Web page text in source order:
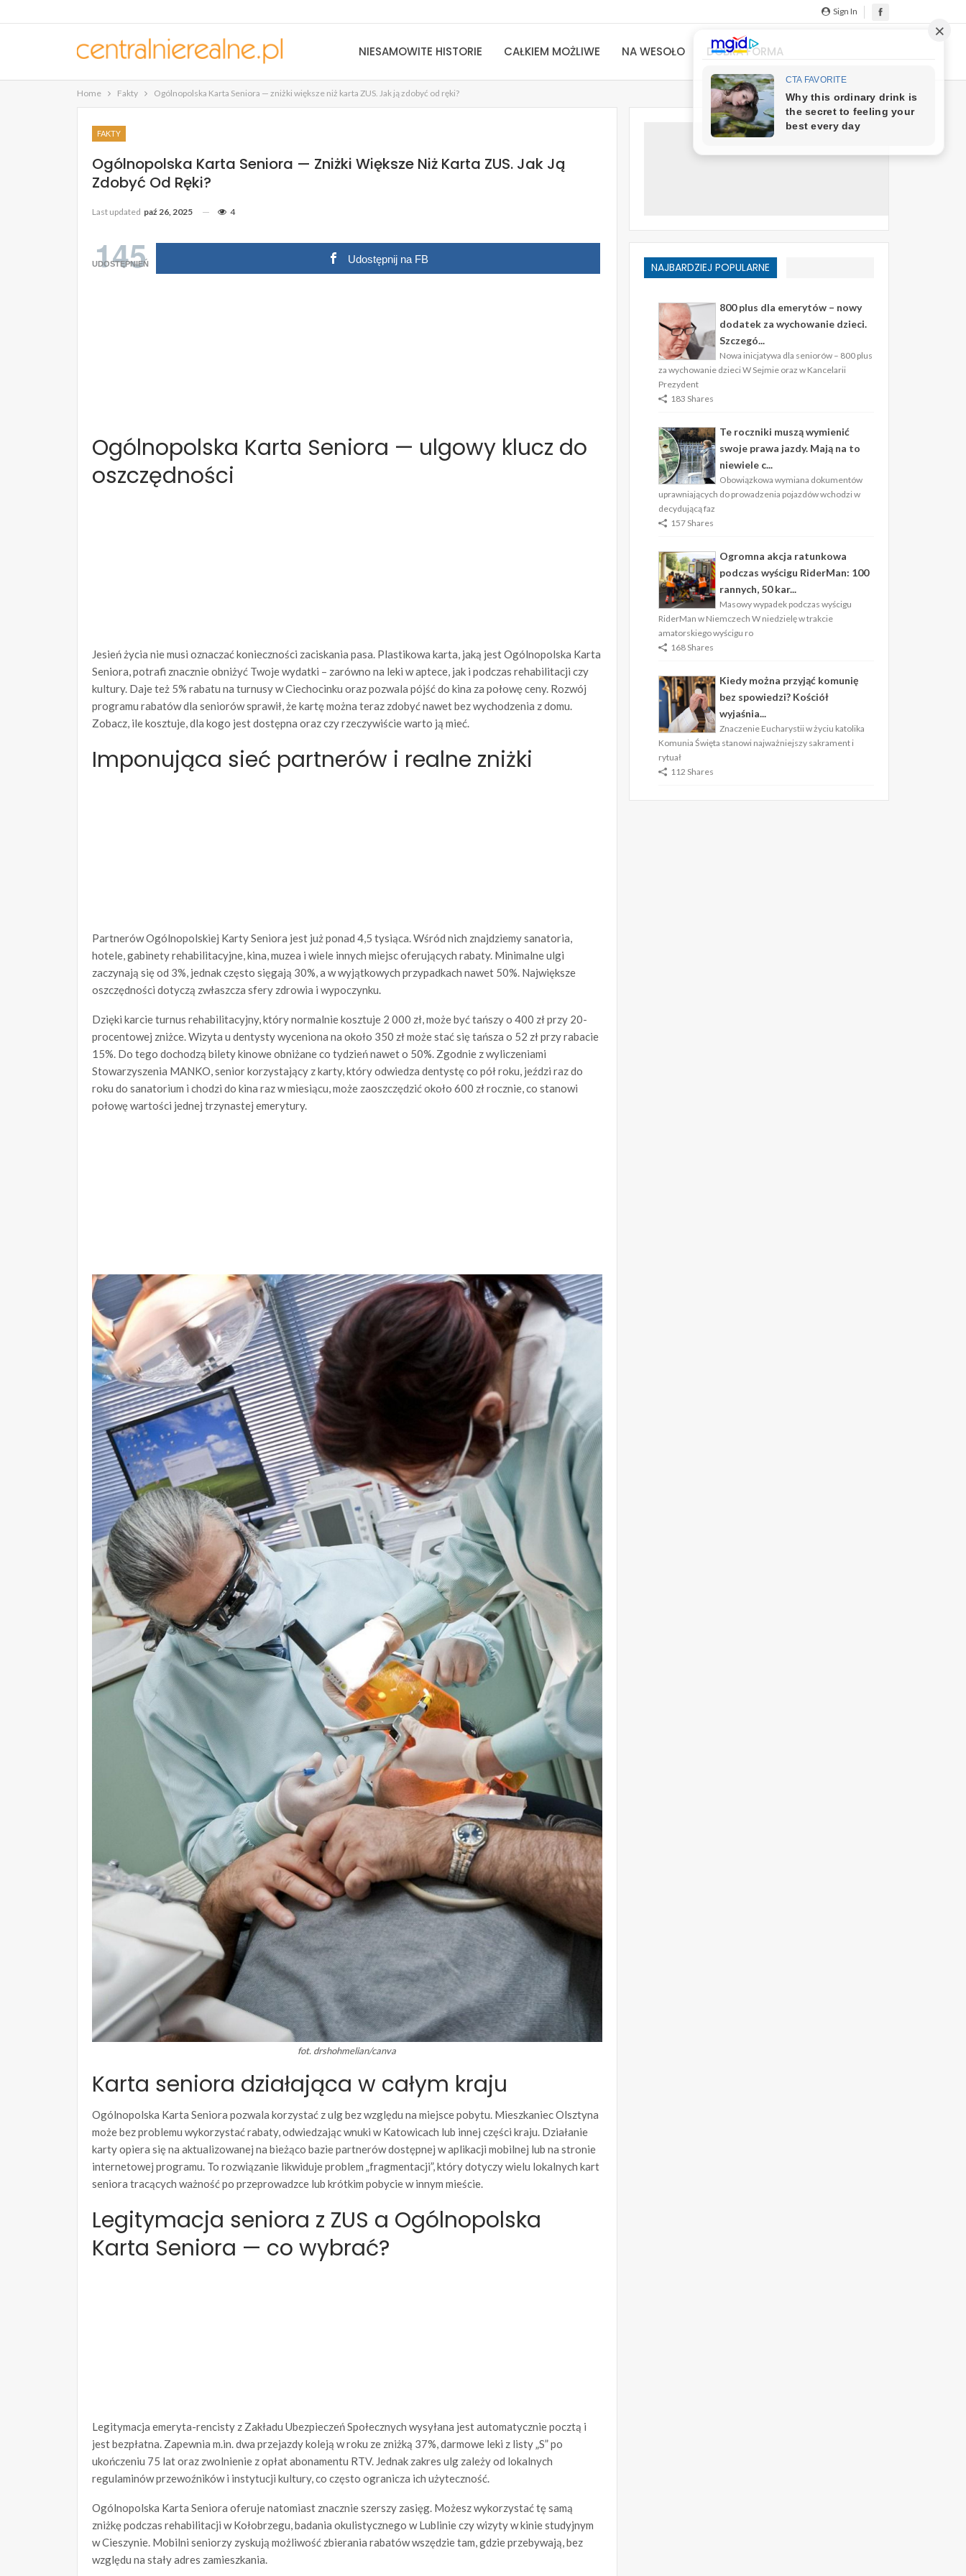
Sign In
NIESAMOWITE HISTORIE CAŁKIEM MOŻLIWE NA WESOŁO DOBRA FORMA
Home Fakty Ogólnopolska Karta Seniora — zniżki większe niż karta ZUS. Jak ją zdobyć od ręki?
FAKTY
Ogólnopolska Karta Seniora — Zniżki Większe Niż Karta ZUS. Jak Ją
Zdobyć Od Ręki?
Last updated paź 26, 2025 4
145
UDOSTĘPNIEŃ Udostępnij na FB
Ogólnopolska Karta Seniora — ulgowy klucz do
oszczędności
Jesień życia nie musi oznaczać konieczności zaciskania pasa. Plastikowa karta, jaką jest Ogólnopolska Karta
Seniora, potrafi znacznie obniżyć Twoje wydatki – zarówno na leki w aptece, jak i podczas rehabilitacji czy
kultury. Daje też 5% rabatu na turnusy w Ciechocinku oraz pozwala pójść do kina za połowę ceny. Rozwój
programu rabatów dla seniorów sprawił, że kartę można teraz zdobyć nawet bez wychodzenia z domu.
Zobacz, ile kosztuje, dla kogo jest dostępna oraz czy rzeczywiście warto ją mieć.
Imponująca sieć partnerów i realne zniżki
Partnerów Ogólnopolskiej Karty Seniora jest już ponad 4,5 tysiąca. Wśród nich znajdziemy sanatoria,
hotele, gabinety rehabilitacyjne, kina, muzea i wiele innych miejsc oferujących rabaty. Minimalne ulgi
zaczynają się od 3%, jednak często sięgają 30%, a w wyjątkowych przypadkach nawet 50%. Największe
oszczędności dotyczą zwłaszcza sfery zdrowia i wypoczynku.
Dzięki karcie turnus rehabilitacyjny, który normalnie kosztuje 2 000 zł, może być tańszy o 400 zł przy 20-
procentowej zniżce. Wizyta u dentysty wyceniona na około 350 zł może stać się tańsza o 52 zł przy rabacie
15%. Do tego dochodzą bilety kinowe obniżane co tydzień nawet o 50%. Zgodnie z wyliczeniami
Stowarzyszenia MANKO, senior korzystający z karty, który odwiedza dentystę co pół roku, jeździ raz do
roku do sanatorium i chodzi do kina raz w miesiącu, może zaoszczędzić około 600 zł rocznie, co stanowi
połowę wartości jednej trzynastej emerytury.
fot. drshohmelian/canva
Karta seniora działająca w całym kraju
Ogólnopolska Karta Seniora pozwala korzystać z ulg bez względu na miejsce pobytu. Mieszkaniec Olsztyna
może bez problemu wykorzystać rabaty, odwiedzając wnuki w Katowicach lub innej części kraju. Działanie
karty opiera się na aktualizowanej na bieżąco bazie partnerów dostępnej w aplikacji mobilnej lub na stronie
internetowej programu. To rozwiązanie likwiduje problem „fragmentacji”, który dotyczy wielu lokalnych kart
seniora tracących ważność po przeprowadzce lub krótkim pobycie w innym mieście.
Legitymacja seniora z ZUS a Ogólnopolska
Karta Seniora — co wybrać?
Legitymacja emeryta-rencisty z Zakładu Ubezpieczeń Społecznych wysyłana jest automatycznie pocztą i
jest bezpłatna. Zapewnia m.in. dwa przejazdy koleją w roku ze zniżką 37%, darmowe leki z listy „S” po
ukończeniu 75 lat oraz zwolnienie z opłat abonamentu RTV. Jednak zakres ulg zależy od lokalnych
regulaminów przewoźników i instytucji kultury, co często ogranicza ich użyteczność.
Ogólnopolska Karta Seniora oferuje natomiast znacznie szerszy zasięg. Możesz wykorzystać tę samą
zniżkę podczas rehabilitacji w Kołobrzegu, badania okulistycznego w Lublinie czy wizyty w kinie studyjnym
w Cieszynie. Mobilni seniorzy zyskują możliwość zbierania rabatów wszędzie tam, gdzie przebywają, bez
względu na stały adres zamieszkania.
NAJBARDZIEJ POPULARNE
800 plus dla emerytów – nowy
dodatek za wychowanie dzieci.
Szczegó...
Nowa inicjatywa dla seniorów – 800 plus
za wychowanie dzieci W Sejmie oraz w Kancelarii
Prezydent
183 Shares
Te roczniki muszą wymienić
swoje prawa jazdy. Mają na to
niewiele c...
Obowiązkowa wymiana dokumentów
uprawniających do prowadzenia pojazdów wchodzi w
decydującą faz
157 Shares
Ogromna akcja ratunkowa
podczas wyścigu RiderMan: 100
rannych, 50 kar...
Masowy wypadek podczas wyścigu
RiderMan w Niemczech W niedzielę w trakcie
amatorskiego wyścigu ro
168 Shares
Kiedy można przyjąć komunię
bez spowiedzi? Kościół
wyjaśnia...
Znaczenie Eucharystii w życiu katolika
Komunia Święta stanowi najważniejszy sakrament i
rytuał
112 Shares